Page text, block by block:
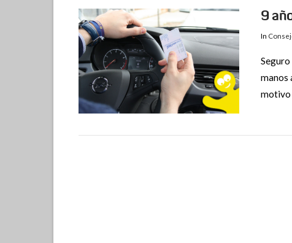
9
In
Seguro
manos
motivo